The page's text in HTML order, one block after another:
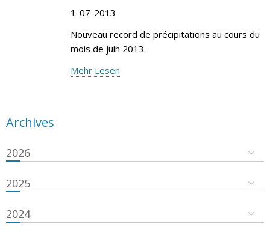
1-07-2013
Nouveau record de précipitations au cours du
mois de juin 2013.
Mehr Lesen
Archives
2026
2025
2024